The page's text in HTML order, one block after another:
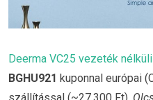
Deerma VC25 vezeték
BGHU921 kuponnal európai